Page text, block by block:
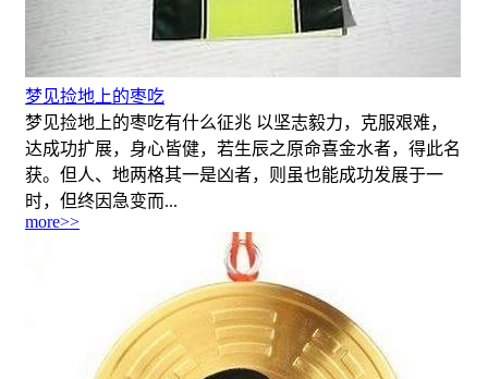
梦见捡地上的枣吃
梦见捡地上的枣吃有什么征兆 以坚志毅力，克服艰难，
达成功扩展，身心皆健，若生辰之原命喜金水者，得此名
获。但人、地两格其一是凶者，则虽也能成功发展于一
时，但终因急变而...
more>>